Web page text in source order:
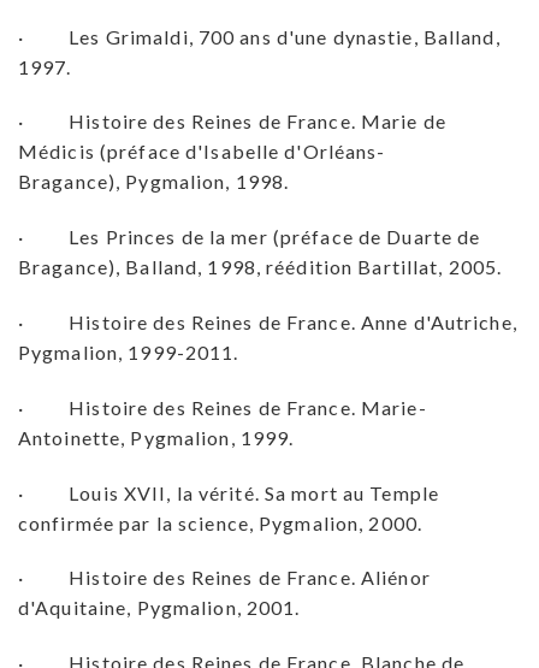
· Les Grimaldi, 700 ans d'une dynastie, Balland,
1997.
· Histoire des Reines de France. Marie de
Médicis (préface d'Isabelle d'Orléans-
Bragance), Pygmalion, 1998.
· Les Princes de la mer (préface de Duarte de
Bragance), Balland, 1998, réédition Bartillat, 2005.
· Histoire des Reines de France. Anne d'Autriche,
Pygmalion, 1999-2011.
· Histoire des Reines de France. Marie-
Antoinette, Pygmalion, 1999.
· Louis XVII, la vérité. Sa mort au Temple
confirmée par la science, Pygmalion, 2000.
· Histoire des Reines de France. Aliénor
d'Aquitaine, Pygmalion, 2001.
· Histoire des Reines de France. Blanche de